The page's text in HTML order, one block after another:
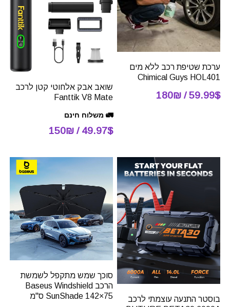
ערכת שטיפת רכב ללא מים
Chimical Guys HOL401
59.99$ / 180₪
שואב אבק אלחוטי קטן לרכב
Fanttik V8 Mate
🚛 משלוח חינם
49.97$ / 150₪
בוסטר התנעה עוצמתי לרכב
סוכך שמש מתקפל לשמשת
הרכב Baseus Windshield
SunShade 142×75 ס"מ